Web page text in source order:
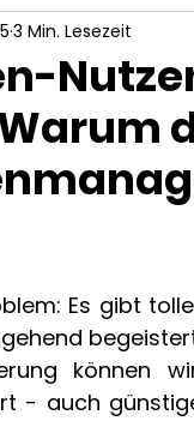
3 Min. Lesezeit
Es gibt
können
- auch